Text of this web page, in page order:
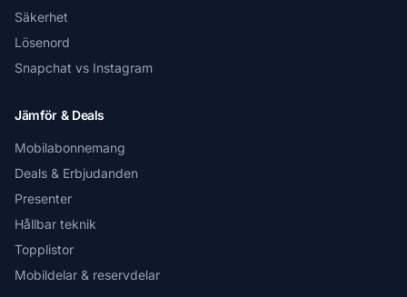
Säkerhet
Lösenord
Snapchat vs Instagram
Jämför & Deals
Mobilabonnemang
Deals & Erbjudanden
Presenter
Hållbar teknik
Topplistor
Mobildelar & reservdelar